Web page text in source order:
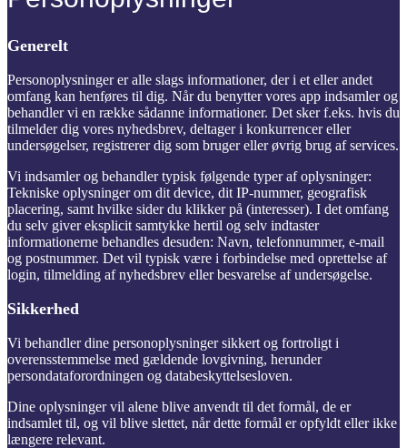
Generelt
Personoplysninger er alle slags informationer, der i et eller andet
omfang kan henføres til dig. Når du benytter vores app indsamler og
behandler vi en række sådanne informationer. Det sker f.eks. hvis du
tilmelder dig vores nyhedsbrev, deltager i konkurrencer eller
undersøgelser, registrerer dig som bruger eller øvrig brug af services.
Vi indsamler og behandler typisk følgende typer af oplysninger:
Tekniske oplysninger om dit device, dit IP-nummer, geografisk
placering, samt hvilke sider du klikker på (interesser). I det omfang
du selv giver eksplicit samtykke hertil og selv indtaster
informationerne behandles desuden: Navn, telefonnummer, e-mail
og postnummer. Det vil typisk være i forbindelse med oprettelse af
login, tilmelding af nyhedsbrev eller besvarelse af undersøgelse.
Sikkerhed
Vi behandler dine personoplysninger sikkert og fortroligt i
overensstemmelse med gældende lovgivning, herunder
persondataforordningen og databeskyttelsesloven.
Dine oplysninger vil alene blive anvendt til det formål, de er
indsamlet til, og vil blive slettet, når dette formål er opfyldt eller ikke
længere relevant.